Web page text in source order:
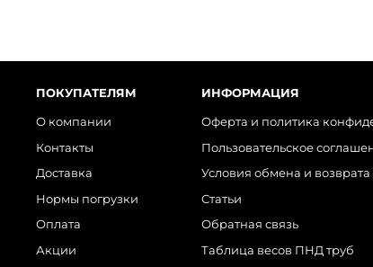
ПОКУПАТЕЛЯМ
О компании
Контакты
Доставка
Нормы погрузки
Оплата
Акции
ИНФОРМАЦИЯ
Оферта и политика
Пользовательское
Условия обмена и возврата
Статьи
Обратная связь
Таблица весов ПНД труб